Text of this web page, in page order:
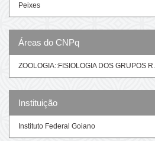
Peixes
Áreas do CNPq
ZOOLOGIA::FISIOLOGIA DOS GRUPOS R...
Instituição
Instituto Federal Goiano